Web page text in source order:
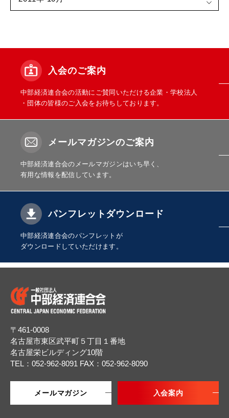
入会のご案内
中部経済連合会の活動にご賛同いただける企業・学校法人
・団体の皆様のご入会をお待ちしております。
メールマガジンのご案内
中部経済連合会のメールマガジンはいち早く、
有用な情報を配信しています。
パンフレットダウンロード
中部経済連合会のパンフレットが
ダウンロードしていただけます。
〒461-0008
名古屋市東区武平町５丁目１番地
名古屋栄ビルディング10階
TEL：052-962-8091 FAX：052-962-8090
メールマガジン 入会案内